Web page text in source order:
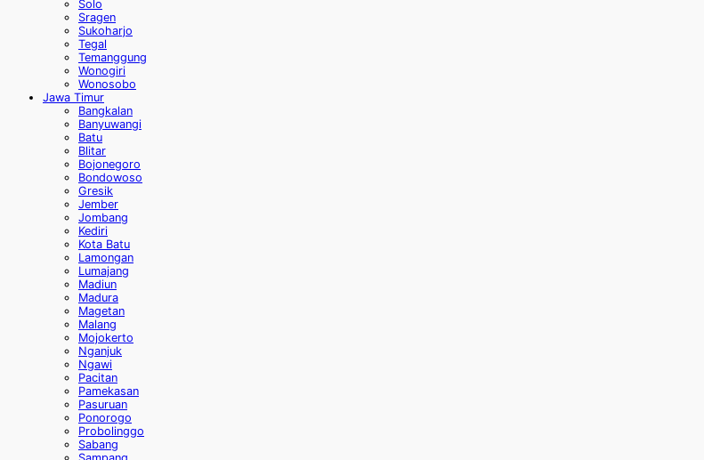
Solo
Sragen
Sukoharjo
Tegal
Temanggung
Wonogiri
Wonosobo
Jawa Timur
Bangkalan
Banyuwangi
Batu
Blitar
Bojonegoro
Bondowoso
Gresik
Jember
Jombang
Kediri
Kota Batu
Lamongan
Lumajang
Madiun
Madura
Magetan
Malang
Mojokerto
Nganjuk
Ngawi
Pacitan
Pamekasan
Pasuruan
Ponorogo
Probolinggo
Sabang